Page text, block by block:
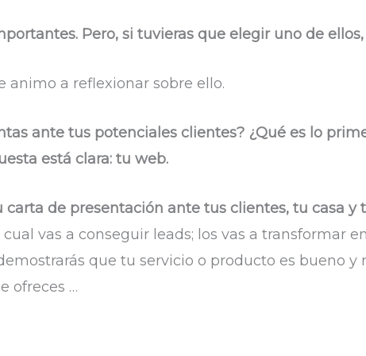
Pero, si tuvieras que elegir uno de
animo a reflexionar sobre ello.
ante tus potenciales clientes? ¿Qué es lo
está clara: tu web.
carta de presentación ante tus clientes, tu casa y
vas a conseguir leads; los vas a transformar
que tu servicio o producto es bueno y
ofreces …